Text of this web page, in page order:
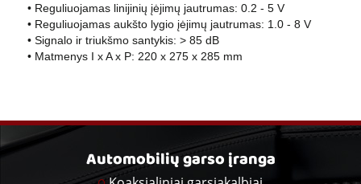
• Reguliuojamas linijinių įėjimų jautrumas: 0.2 - 5 V
• Reguliuojamas aukšto lygio įėjimų jautrumas: 1.0 - 8 V
• Signalo ir triukšmo santykis: > 85 dB
• Matmenys I x A x P: 220 x 275 x 285 mm
Automobilių garso įranga